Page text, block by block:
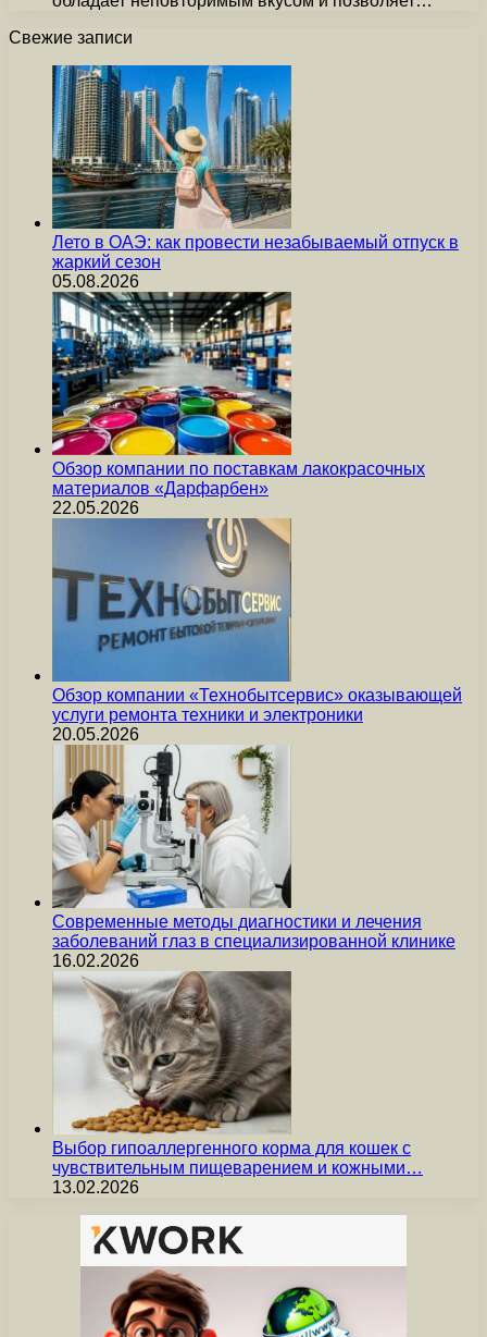
Свежие записи
Лето в ОАЭ: как провести незабываемый отпуск в
жаркий сезон
05.08.2026
Обзор компании по поставкам лакокрасочных
материалов «Дарфарбен»
22.05.2026
Обзор компании «Технобытсервис» оказывающей
услуги ремонта техники и электроники
20.05.2026
Современные методы диагностики и лечения
заболеваний глаз в специализированной клинике
16.02.2026
Выбор гипоаллергенного корма для кошек с
чувствительным пищеварением и кожными…
13.02.2026